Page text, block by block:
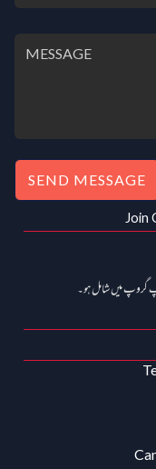
SEND MESSAGE
Join
گروپ میں شامل ہو۔